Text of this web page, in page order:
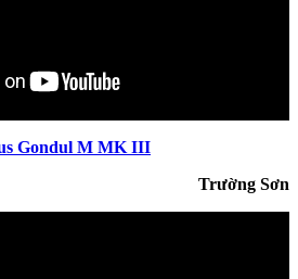
Gondul M MK III
Trường Sơn